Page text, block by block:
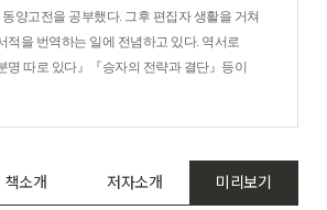
양고전을 공부했다. 그후 편집자 생활을 거쳐
적을 번역하는 일에 전념하고 있다. 역서로
명 따로 있다』『승자의 전략과 결단』등이
책소개 저자소개 미리보기